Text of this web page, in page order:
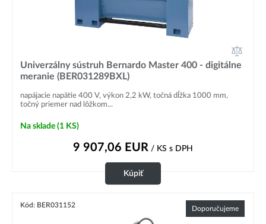
Univerzálny sústruh Bernardo Master 400 - digitálne
meranie (BER031289BXL)
napájacie napätie 400 V, výkon 2,2 kW, točná dĺžka 1000 mm,
točný priemer nad lôžkom...
Na sklade (1 KS)
9 907,06 EUR / KS s DPH
Kúpiť
Kód: BER031152 Doporučujeme